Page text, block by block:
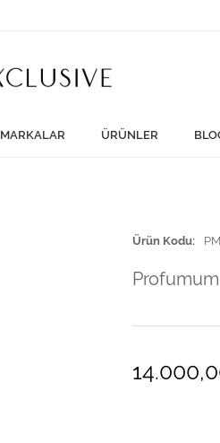
MARKALAR ÜRÜNLER
Ürün Kodu